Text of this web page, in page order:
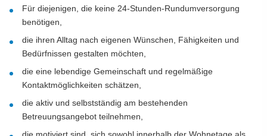
Für diejenigen, die keine 24-Stunden-Rundumversorgung
benötigen,
die ihren Alltag nach eigenen Wünschen, Fähigkeiten und
Bedürfnissen gestalten möchten,
die eine lebendige Gemeinschaft und regelmäßige
Kontaktmöglichkeiten schätzen,
die aktiv und selbstständig am bestehenden
Betreuungsangebot teilnehmen,
die motiviert sind, sich sowohl innerhalb der Wohnetage als